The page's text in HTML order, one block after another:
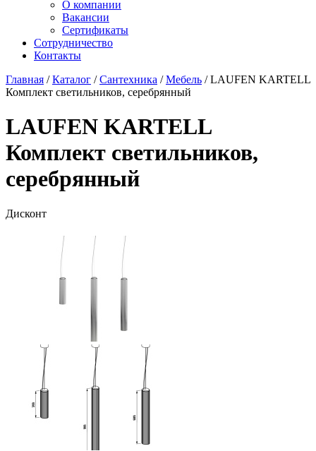
О компании
Вакансии
Сертификаты
Сотрудничество
Контакты
Главная /Каталог /Сантехника /Мебель /LAUFEN KARTELL
Комплект светильников, серебрянный
LAUFEN KARTELL
Комплект светильников,
серебрянный
Дисконт